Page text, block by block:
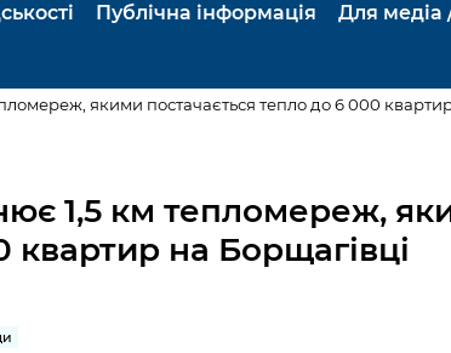
Контактна інформація
та
земельні ділянки
Культура, спорт,
слухання
громадськістю
Громадська рада
Публічна інформація
публічної
база
Для медіа
якими постачається тепло до 6 000
1,5 км тепломереж,
квартир на Борщагівці